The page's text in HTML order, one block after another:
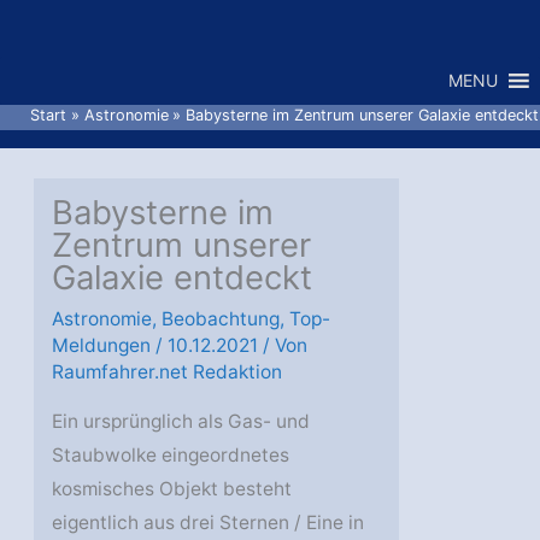
MENU
Start Astronomie Babysterne im Zentrum unserer Galaxie entdeckt
Babysterne im
Zentrum unserer
Galaxie entdeckt
Astronomie, Beobachtung,Top-
Meldungen / 10.12.2021 / Von
Raumfahrer.net Redaktion
Ein ursprünglich als Gas- und
Staubwolke eingeordnetes
kosmisches Objekt besteht
eigentlich aus drei Sternen / Eine in